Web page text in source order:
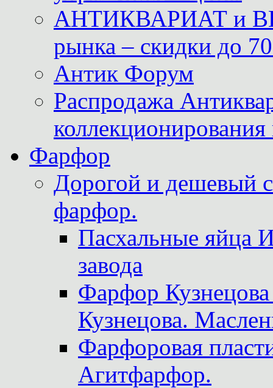
АНТИКВАРИАТ и
рынка – скидки до
Антик Форум
Распродажа
Фарфор
Дорогой и дешевый
фарфор.
Пасхальные яйца
завода
Фарфор
Кузнецова.
Фарфоровая
Агитфарфор.